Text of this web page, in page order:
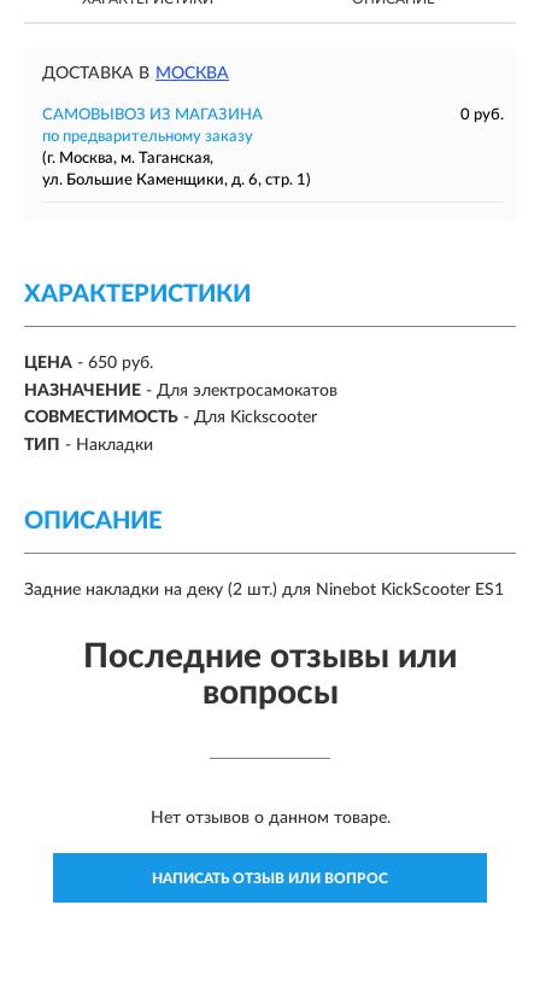
ДОСТАВКА В МОСКВА
САМОВЫВОЗ ИЗ МАГАЗИНА
0 руб.
по предварительному заказу
(г. Москва, м. Таганская,
ул. Большие Каменщики, д. 6, стр. 1)
ХАРАКТЕРИСТИКИ
ЦЕНА - 650 руб.
НАЗНАЧЕНИЕ - Для электросамокатов
СОВМЕСТИМОСТЬ - Для Kickscooter
ТИП - Накладки
ОПИСАНИЕ
Задние накладки на деку (2 шт.) для Ninebot KickScooter ES1
Последние отзывы или
вопросы
Нет отзывов о данном товаре.
НАПИСАТЬ ОТЗЫВ ИЛИ ВОПРОС